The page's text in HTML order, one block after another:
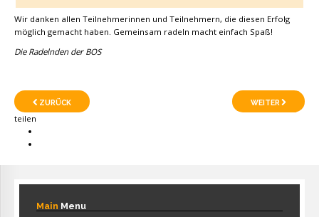
Wir danken allen Teilnehmerinnen und Teilnehmern, die diesen Erfolg
möglich gemacht haben. Gemeinsam radeln macht einfach Spaß!
Die Radelnden der BOS
ZURÜCK WEITER
teilen
Main Menu